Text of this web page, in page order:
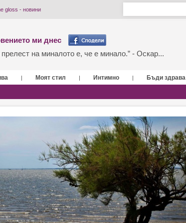
gloss - новини
ми днес
на миналото е, че е минало.” - Оскар...
| Моят стил | Интимно | Бъди здрава